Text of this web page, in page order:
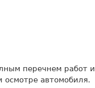
перечнем работ и
осмотре автомобиля.